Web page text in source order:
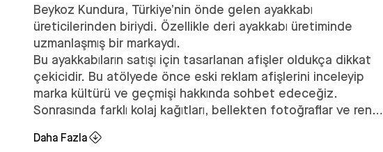
Beykoz Kundura, Türkiye’nin önde gelen ayakkabı
üreticilerinden biriydi. Özellikle deri ayakkabı üretiminde
uzmanlaşmış bir markaydı.
Bu ayakkabıların satışı için tasarlanan afişler oldukça dikkat
çekicidir. Bu atölyede önce eski reklam afişlerini inceleyip
marka kültürü ve geçmişi hakkında sohbet edeceğiz.
Sonrasında farklı kolaj kağıtları, bellekten fotoğraflar ve renkli
afişleri tasarlayacağız.
Daha Fazla